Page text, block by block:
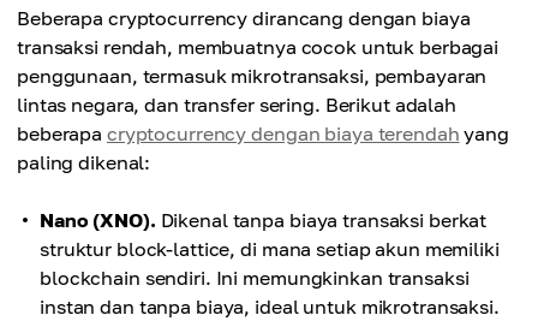
Beberapa cryptocurrency dirancang dengan biaya
transaksi rendah, membuatnya cocok untuk berbagai
penggunaan, termasuk mikrotransaksi, pembayaran
lintas negara, dan transfer sering. Berikut adalah
beberapa cryptocurrency dengan biaya terendah yang
paling dikenal:
Nano (XNO). Dikenal tanpa biaya transaksi berkat
struktur block-lattice, di mana setiap akun memiliki
blockchain sendiri. Ini memungkinkan transaksi
instan dan tanpa biaya, ideal untuk mikrotransaksi.